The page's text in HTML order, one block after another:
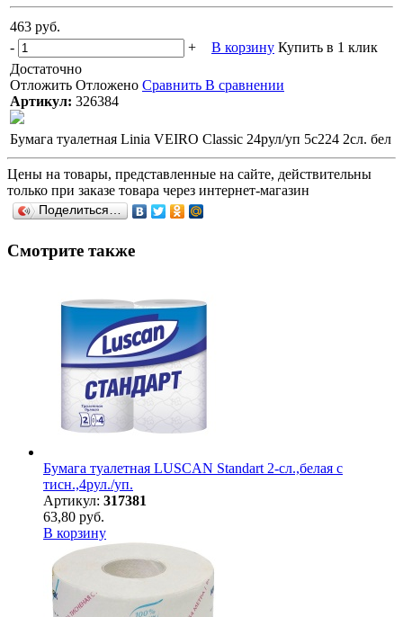
463 руб.
-
+ В корзину Купить в 1 клик
Достаточно
Отложить Отложено Сравнить В сравнении
Артикул: 326384
Бумага туалетная Linia VEIRO Classic 24рул/уп 5с224 2сл. бел
Цены на товары, представленные на сайте, действительны
только при заказе товара через интернет-магазин
Поделиться…
Смотрите также
Бумага туалетная LUSCAN Standart 2-сл.,белая с
тисн.,4рул./уп.
Артикул: 317381
63,80 руб.
В корзину